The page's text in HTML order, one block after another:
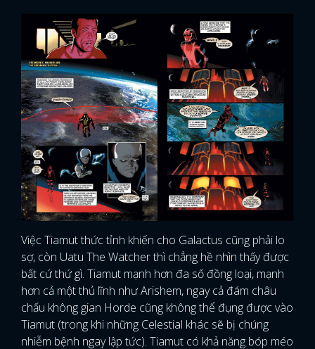
Việc Tiamut thức tỉnh khiến cho Galactus cũng phải lo
sợ, còn Uatu The Watcher thì chẳng hề nhìn thấy được
bất cứ thứ gì. Tiamut mạnh hơn đa số đồng loại, mạnh
hơn cả một thủ lĩnh như Arishem, ngay cả đám châu
chấu không gian Horde cũng không thể đụng được vào
Tiamut (trong khi những Celestial khác sẽ bị chúng
nhiễm bệnh ngay lập tức). Tiamut có khả năng bóp méo